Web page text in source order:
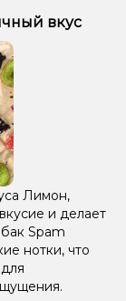
вкус
Лимон,
и делает
Spam
нотки, что